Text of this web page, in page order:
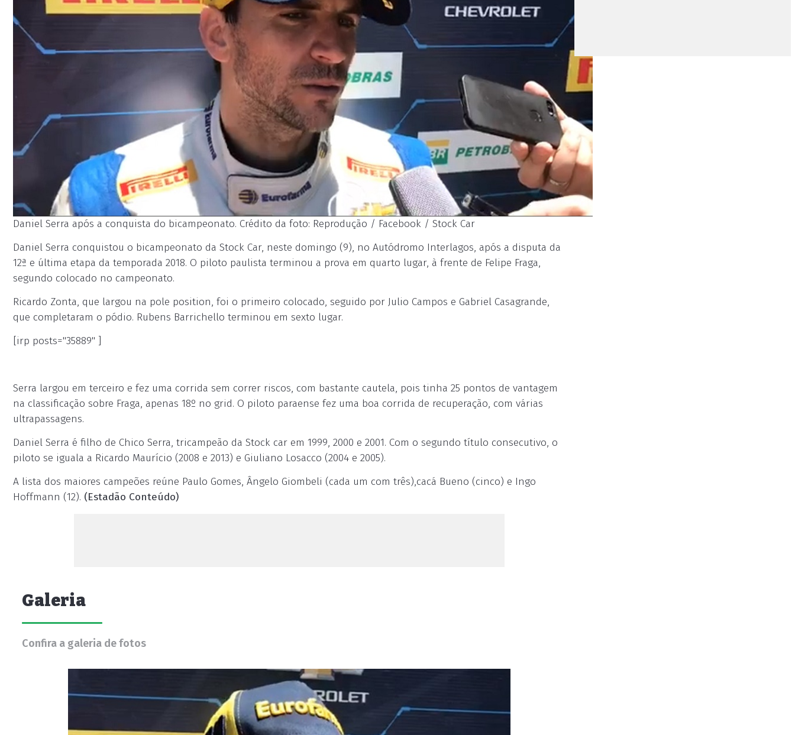
Daniel Serra após a conquista do bicampeonato. Crédito da foto: Reprodução / Facebook / Stock Car
Daniel Serra conquistou o bicampeonato da Stock Car, neste domingo (9), no Autódromo Interlagos, após a disputa da
12ª e última etapa da temporada 2018. O piloto paulista terminou a prova em quarto lugar, à frente de Felipe Fraga,
segundo colocado no campeonato.
Ricardo Zonta, que largou na pole position, foi o primeiro colocado, seguido por Julio Campos e Gabriel Casagrande,
que completaram o pódio. Rubens Barrichello terminou em sexto lugar.
[irp posts="35889" ]
Serra largou em terceiro e fez uma corrida sem correr riscos, com bastante cautela, pois tinha 25 pontos de vantagem
na classificação sobre Fraga, apenas 18º no grid. O piloto paraense fez uma boa corrida de recuperação, com várias
ultrapassagens.
Daniel Serra é filho de Chico Serra, tricampeão da Stock car em 1999, 2000 e 2001. Com o segundo título consecutivo, o
piloto se iguala a Ricardo Maurício (2008 e 2013) e Giuliano Losacco (2004 e 2005).
A lista dos maiores campeões reúne Paulo Gomes, Ângelo Giombeli (cada um com três),cacá Bueno (cinco) e Ingo
Hoffmann (12). (Estadão Conteúdo)
Galeria
Confira a galeria de fotos